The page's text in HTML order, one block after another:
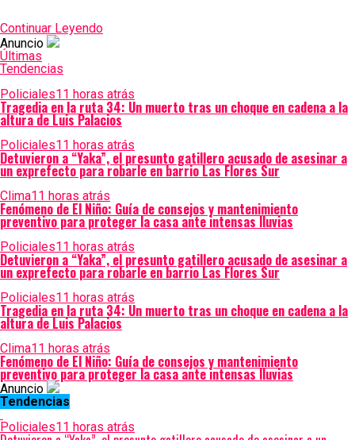
Continuar Leyendo
Anuncio
Últimas
Tendencias
Policiales11 horas atrás
Tragedia en la ruta 34: Un muerto tras un choque en cadena a la
altura de Luis Palacios
Policiales11 horas atrás
Detuvieron a “Yaka”, el presunto gatillero acusado de asesinar a
un exprefecto para robarle en barrio Las Flores Sur
Clima11 horas atrás
Fenómeno de El Niño: Guía de consejos y mantenimiento
preventivo para proteger la casa ante intensas lluvias
Policiales11 horas atrás
Detuvieron a “Yaka”, el presunto gatillero acusado de asesinar a
un exprefecto para robarle en barrio Las Flores Sur
Policiales11 horas atrás
Tragedia en la ruta 34: Un muerto tras un choque en cadena a la
altura de Luis Palacios
Clima11 horas atrás
Fenómeno de El Niño: Guía de consejos y mantenimiento
preventivo para proteger la casa ante intensas lluvias
Anuncio
Tendencias
Policiales11 horas atrás